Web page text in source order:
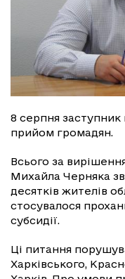
8 серпня
прийом громадян.
Всього за
Михайла Черняка
десятків жителів
стосувалося
субсидії.
Ці питання
Харківського,